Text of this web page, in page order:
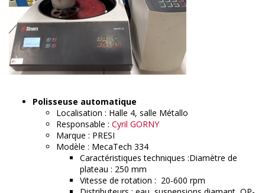
Polisseuse automatique
Localisation : Halle 4, salle Métallo
Responsable : Cyril GORNY
Marque : PRESI
Modèle : MecaTech 334
Caractéristiques techniques :Diamètre de
plateau : 250 mm
Vitesse de rotation : 20-600 rpm